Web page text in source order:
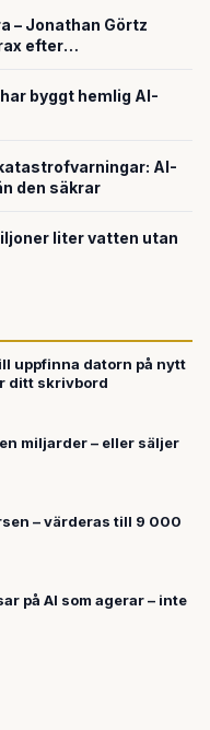
– Jonathan Görtz
efter
byggt hemlig AI-
AI-
den säkrar
liter vatten utan
uppfinna datorn på nytt
ditt skrivbord
miljarder – eller säljer
– värderas till 9 000
på AI som agerar – inte